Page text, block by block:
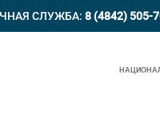
СЛУЖБА: 8 (4842) 505-